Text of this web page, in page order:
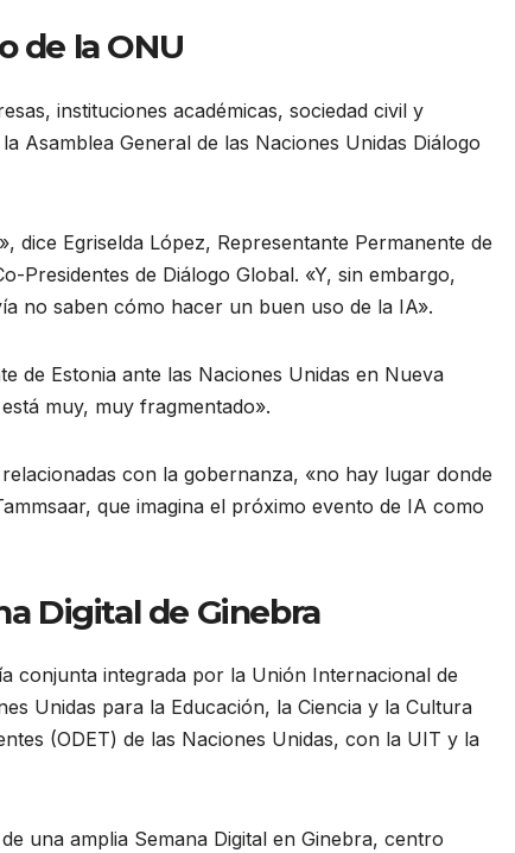
de la ONU
instituciones académicas, sociedad civil y
Asamblea General de las Naciones Unidas Diálogo
dice Egriselda López, Representante Permanente de
Presidentes de Diálogo Global. «Y, sin embargo,
no saben cómo hacer un buen uso de la IA».
de Estonia ante las Naciones Unidas en Nueva
muy, muy fragmentado».
con la gobernanza, «no hay lugar donde
que imagina el próximo evento de IA como
Digital de Ginebra
conjunta integrada por la Unión Internacional de
Unidas para la Educación, la Ciencia y la Cultura
(ODET) de las Naciones Unidas, con la UIT y la
una amplia Semana Digital en Ginebra, centro